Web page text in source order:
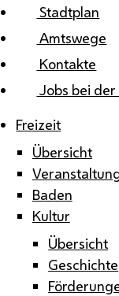
Stadtplan
Amtswege
Kontakte
Jobs bei
Freizeit
Übersicht
Baden
Kultur
Übersicht
Geschichte